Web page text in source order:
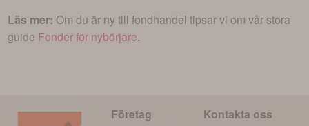
Läs mer: Om du är ny till fondhandel tipsar vi om vår stora
guide Fonder för nybörjare.
Företag Kontakta oss